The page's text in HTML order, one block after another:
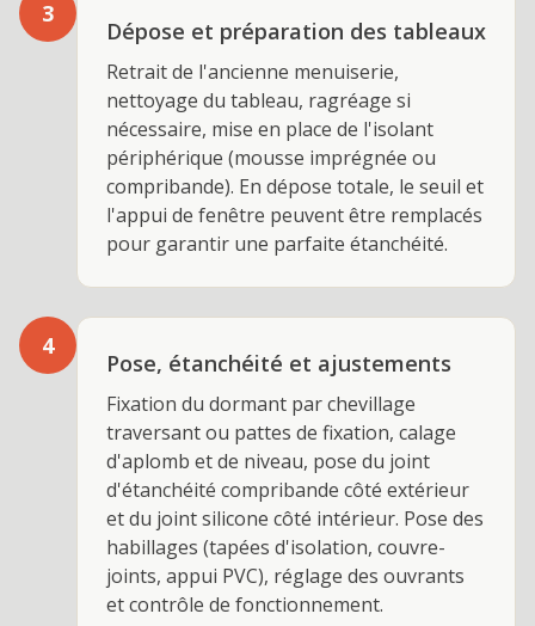
3
Dépose et préparation des tableaux
Retrait de l'ancienne menuiserie,
nettoyage du tableau, ragréage si
nécessaire, mise en place de l'isolant
périphérique (mousse imprégnée ou
compribande). En dépose totale, le seuil et
l'appui de fenêtre peuvent être remplacés
pour garantir une parfaite étanchéité.
4
Pose, étanchéité et ajustements
Fixation du dormant par chevillage
traversant ou pattes de fixation, calage
d'aplomb et de niveau, pose du joint
d'étanchéité compribande côté extérieur
et du joint silicone côté intérieur. Pose des
habillages (tapées d'isolation, couvre-
joints, appui PVC), réglage des ouvrants
et contrôle de fonctionnement.